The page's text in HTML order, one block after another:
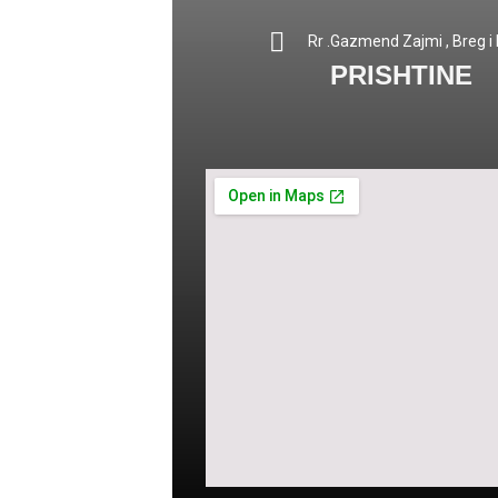
Rr .Gazmend Zajmi , Breg i
PRISHTINE